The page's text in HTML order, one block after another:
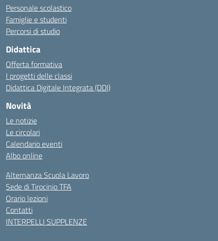
Personale scolastico
Famiglie e studenti
Percorsi di studio
Didattica
Offerta formativa
I progetti delle classi
Didattica Digitale Integrata (DDI)
Novità
Le notizie
Le circolari
Calendario eventi
Albo online
Alternanza Scuola Lavoro
Sede di Tirocinio TFA
Orario lezioni
Contatti
INTERPELLI SUPPLENZE